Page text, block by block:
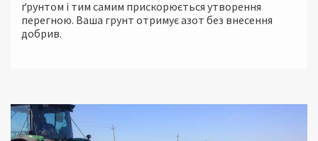
ґрунтом і тим самим прискорюється утворення
перегною. Ваша грунт отримує азот без внесення
добрив.